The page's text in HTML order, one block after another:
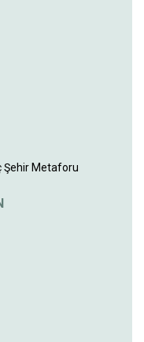
Şehir Metaforu